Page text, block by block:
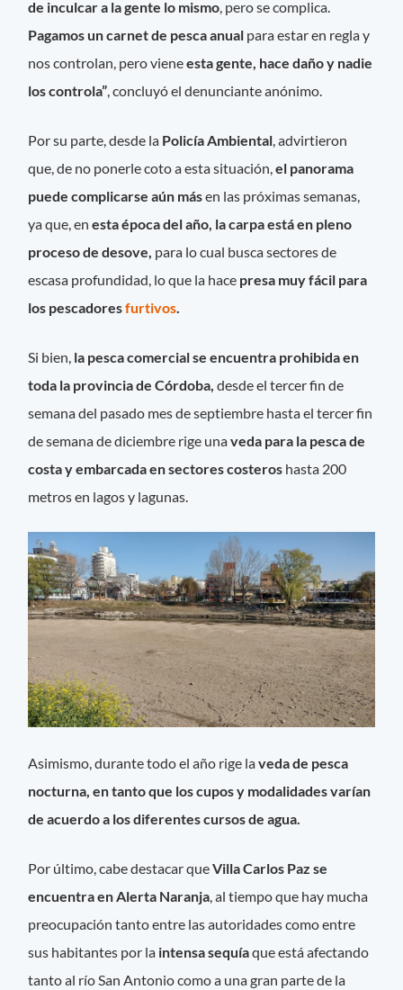
de inculcar a la gente lo mismo , pero se complica.
Pagamos un carnet de pesca anual para estar en regla y
nos controlan, pero vieneesta gente, hace daño y nadie
los controla” , concluyó el denunciante anónimo.
Por su parte, desde la Policía Ambiental, advirtieron
que, de no ponerle coto a esta situación,el panorama
puede complicarse aún másen las próximas semanas,
ya que, enesta época del año, la carpa está en pleno
proceso de desove, para lo cual busca sectores de
escasa profundidad, lo que la hace presa muy fácil para
los pescadoresfurtivos.
Si bien, la pesca comercial se encuentra prohibida en
toda la provincia de Córdoba, desde el tercer fin de
semana del pasado mes de septiembre hasta el tercer fin
de semana de diciembre rige unaveda para la pesca de
costa y embarcada en sectores costeros hasta 200
metros en lagos y lagunas.
Asimismo, durante todo el año rige laveda de pesca
nocturna, en tanto que los cupos y modalidades varían
de acuerdo a los diferentes cursos de agua.
Por último, cabe destacar queVilla Carlos Paz se
encuentra en Alerta Naranja, al tiempo que hay mucha
preocupación tanto entre las autoridades como entre
sus habitantes por la intensa sequíaque está afectando
tanto al río San Antonio como a una gran parte de la